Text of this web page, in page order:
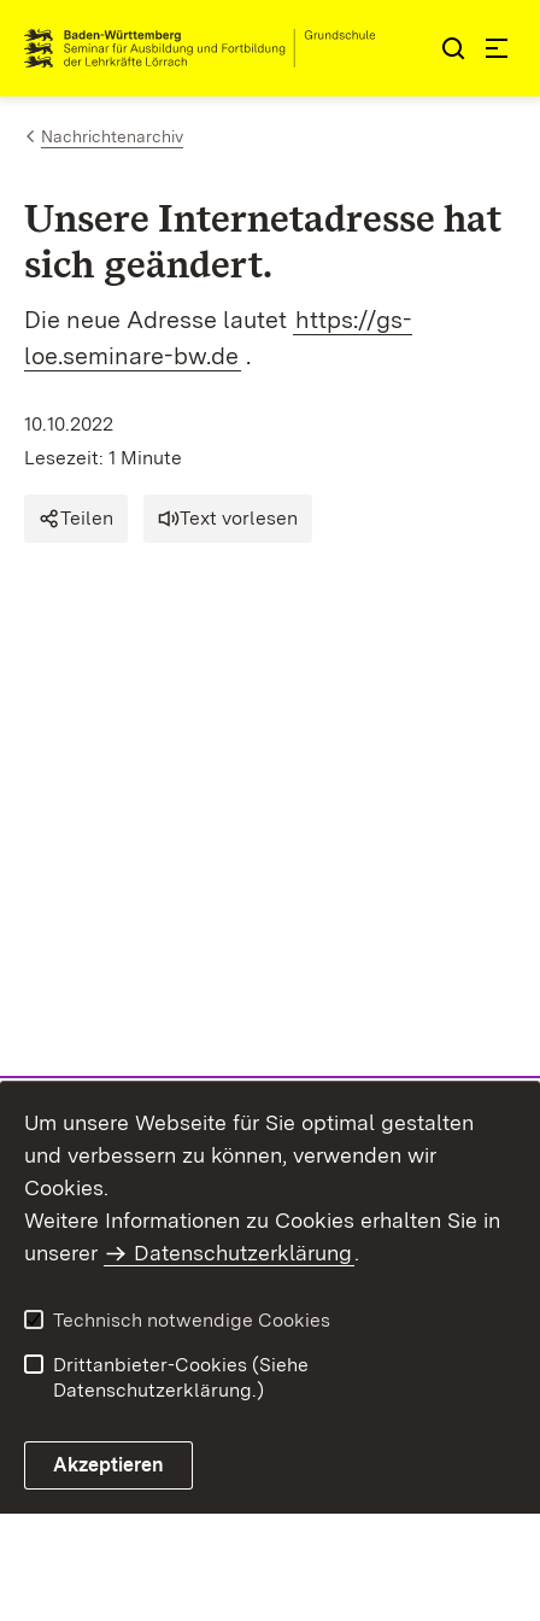
Zum Inhalt springen
Link zur Startseite
Nachrichtenarchiv
Unsere Internetadresse hat
sich geändert.
Die neue Adresse lautet https://gs-
loe.seminare-bw.de .
10.10.2022
Lesezeit: 1 Minute
Teilen Text vorlesen
Benutzungshinweise
Erklärung zur
Um unsere Webseite für Sie optimal gestalten
und verbessern zu können, verwenden wir
Cookies.
Weitere Informationen zu Cookies erhalten Sie in
unserer
Datenschutzerklärung.
Technisch notwendige Cookies
Drittanbieter-Cookies (Siehe
Datenschutzerklärung.)
Akzeptieren